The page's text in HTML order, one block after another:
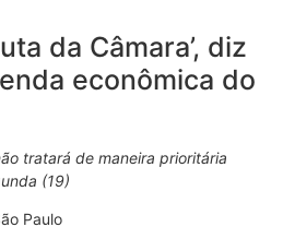
da Câmara’, diz
econômica do
tratará de maneira prioritária
(19)
Paulo